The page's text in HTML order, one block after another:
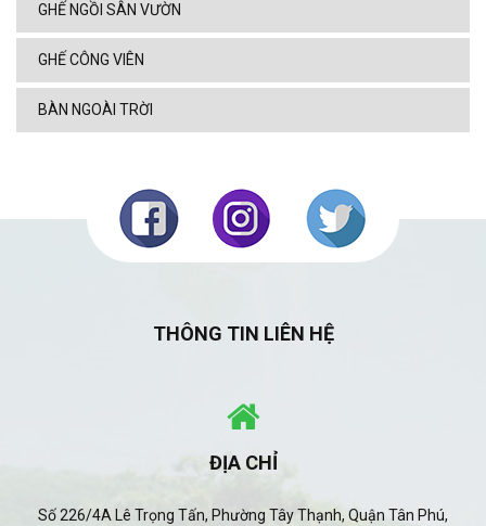
GHẾ NGỒI SÂN VƯỜN
GHẾ CÔNG VIÊN
BÀN NGOÀI TRỜI
THÔNG TIN LIÊN HỆ
ĐỊA CHỈ
Số 226/4A Lê Trọng Tấn, Phường Tây Thạnh, Quận Tân Phú,